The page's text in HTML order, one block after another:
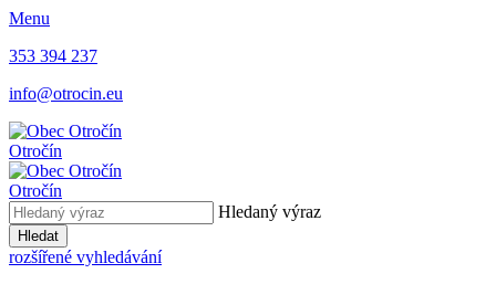
Menu
353 394 237
info@otrocin.eu
Otročín
Otročín
Hledaný výraz
Hledat
rozšířené vyhledávání